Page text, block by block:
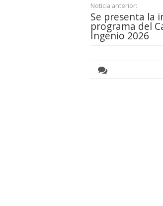
Noticia anterior:
Se presenta la
programa del
Ingenio 2026